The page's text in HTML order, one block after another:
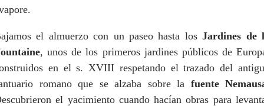
el almuerzo con un paseo hasta losJardines de
, unos de los primeros jardines públicos de
en el s. XVIII respetando el trazado del
romano que se alzaba sobre la fuente
el yacimiento cuando hacían obras para